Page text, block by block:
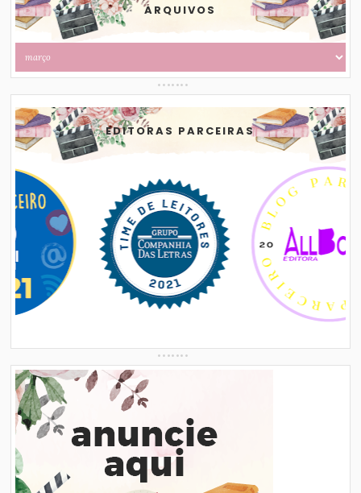
ARQUIVOS
EDITORAS PARCEIRAS